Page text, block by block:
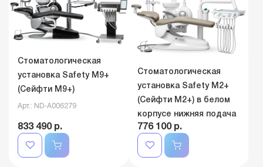
Стоматологическая
установка Safety M9+
(Сейфти M9+)
Арт.: ND-A006279
833 490 р.
Стоматологическая
установка Safety M2+
(Сейфти M2+) в белом
корпусе нижняя подача
776 100 р.